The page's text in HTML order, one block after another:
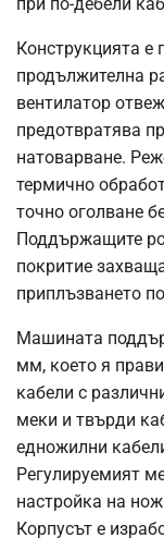
при по-дебели
Конструкцията е
продължителна
вентилатор
предотвратява
натоварване.
термично
точно оголване
Поддържащите
покритие
приплъзването
Машината
мм, което я
кабели с
меки и твърди
едножилни
Регулируемият
настройка на
Корпусът е